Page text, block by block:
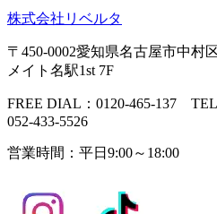
株式会社リベルタ
〒450-0002愛知県名古屋市中村
メイト名駅1st 7F
FREE DIAL：0120-465-137
052-433-5526
営業時間：平日9:00～18:00